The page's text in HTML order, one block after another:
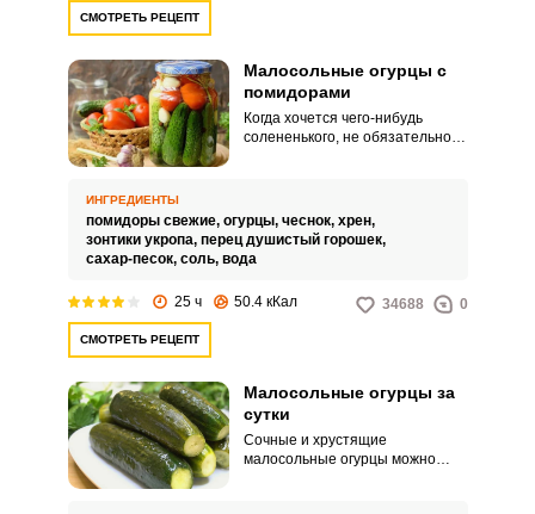
СМОТРЕТЬ РЕЦЕПТ
Малосольные огурцы с
помидорами
Когда хочется чего-нибудь
солененького, не обязательно
очень быстро и просто.
ИНГРЕДИЕНТЫ
помидоры свежие, огурцы, чеснок, хрен,
зонтики укропа, перец душистый горошек,
сахар-песок, соль, вода
25 ч 50.4 кКал 34688 0
СМОТРЕТЬ РЕЦЕПТ
Малосольные огурцы за
сутки
Сочные и хрустящие
малосольные огурцы можно